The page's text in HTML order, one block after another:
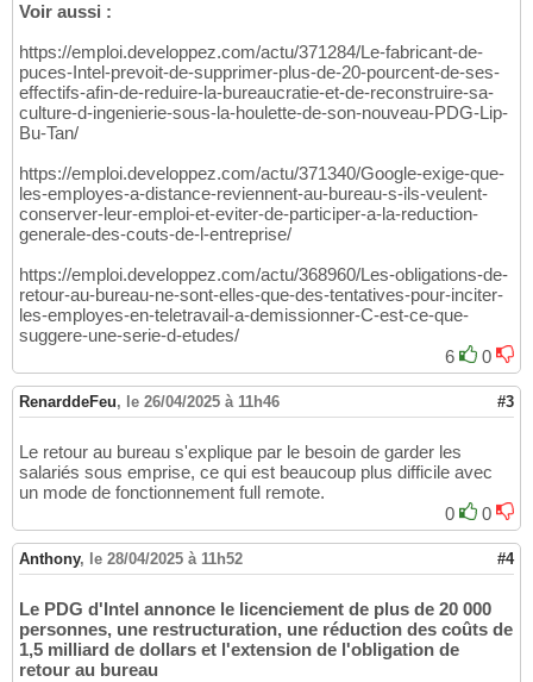
Voir aussi :
https://emploi.developpez.com/actu/371284/Le-fabricant-de-
puces-Intel-prevoit-de-supprimer-plus-de-20-pourcent-de-ses-
effectifs-afin-de-reduire-la-bureaucratie-et-de-reconstruire-sa-
culture-d-ingenierie-sous-la-houlette-de-son-nouveau-PDG-Lip-
Bu-Tan/
https://emploi.developpez.com/actu/371340/Google-exige-que-
les-employes-a-distance-reviennent-au-bureau-s-ils-veulent-
conserver-leur-emploi-et-eviter-de-participer-a-la-reduction-
generale-des-couts-de-l-entreprise/
https://emploi.developpez.com/actu/368960/Les-obligations-de-
retour-au-bureau-ne-sont-elles-que-des-tentatives-pour-inciter-
les-employes-en-teletravail-a-demissionner-C-est-ce-que-
suggere-une-serie-d-etudes/
6
0
RenarddeFeu, le 26/04/2025 à 11h46 #3
Le retour au bureau s'explique par le besoin de garder les
salariés sous emprise, ce qui est beaucoup plus difficile avec
un mode de fonctionnement full remote.
0
0
Anthony, le 28/04/2025 à 11h52 #4
Le PDG d'Intel annonce le licenciement de plus de 20 000
personnes, une restructuration, une réduction des coûts de
1,5 milliard de dollars et l'extension de l'obligation de
retour au bureau